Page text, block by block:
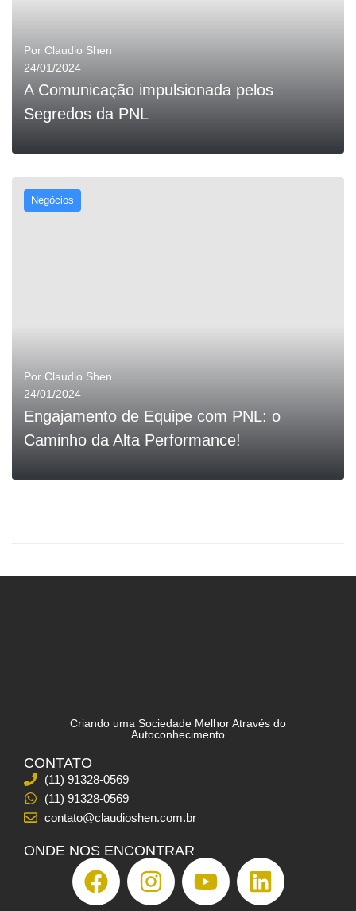
Por Claudio Shen
24/01/2024
A Comunicação impulsionada pelos
Segredos da PNL
Negócios
Por Claudio Shen
24/01/2024
Engajamento de Equipe com PNL: o
Caminho da Alta Performance!
Criando uma Sociedade Melhor Através do
Autoconhecimento
CONTATO
(11) 91328-0569
(11) 91328-0569
contato@claudioshen.com.br
ONDE NOS ENCONTRAR